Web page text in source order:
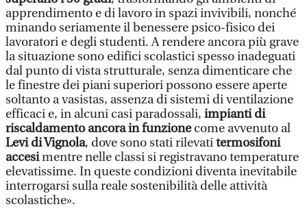
apprendimento e di lavoro in spazi invivibili, nonché
minando seriamente il benessere psico-fisico dei
lavoratori e degli studenti. A rendere ancora più grave
la situazione sono edifici scolastici spesso inadeguati
dal punto di vista strutturale, senza dimenticare che
le finestre dei piani superiori possono essere aperte
soltanto a vasistas, assenza di sistemi di ventilazione
efficaci e, in alcuni casi paradossali, impianti di
riscaldamento ancora in funzionecome avvenuto al
Levi di Vignola, dove sono stati rilevatitermosifoni
accesimentre nelle classi si registravano temperature
elevatissime. In queste condizioni diventa inevitabile
interrogarsi sulla reale sostenibilità delle attività
scolastiche».